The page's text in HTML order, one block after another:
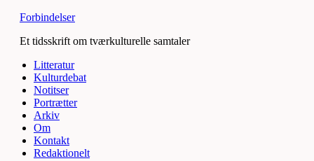
Forbindelser
Et tidsskrift om tværkulturelle samtaler
Litteratur
Kulturdebat
Notitser
Portrætter
Arkiv
Om
Kontakt
Redaktionelt